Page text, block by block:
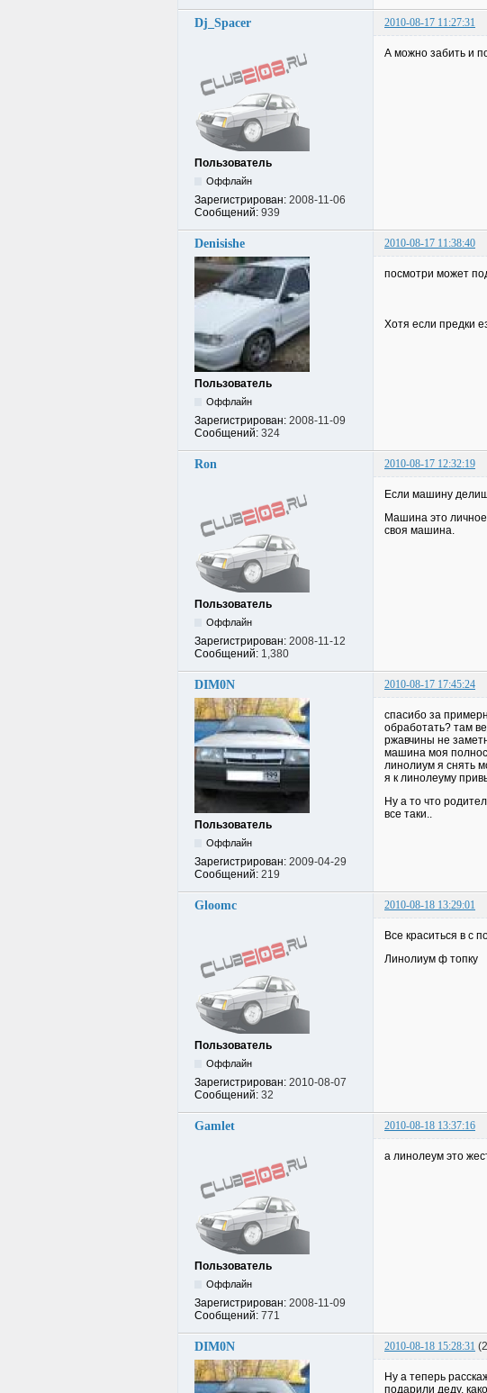
Dj_Spacer 2010-08-17 11:27:31
Пользователь
Оффлайн
Зарегистрирован: 2008-11-06
Сообщений: 939
А можно забить и
Denisishe 2010-08-17 11:38:40
Пользователь
Оффлайн
Зарегистрирован: 2008-11-09
Сообщений: 324
посмотри может
Хотя если предки
Ron 2010-08-17 12:32:19
Пользователь
Оффлайн
Зарегистрирован: 2008-11-12
Сообщений: 1,380
Если машину
Машина это
своя машина.
DIM0N 2010-08-17 17:45:24
Пользователь
Оффлайн
Зарегистрирован: 2009-04-29
Сообщений: 219
спасибо за
обработать? там
ржавчины не
машина моя
линолиум я снять
я к линолеуму
Ну а то что
все таки..
Gloomc 2010-08-18 13:29:01
Пользователь
Оффлайн
Зарегистрирован: 2010-08-07
Сообщений: 32
Все краситься в с
Линолиум ф топку
Gamlet 2010-08-18 13:37:16
Пользователь
Оффлайн
Зарегистрирован: 2008-11-09
Сообщений: 771
а линолеум это
DIM0N 2010-08-18 15:28:31
Ну а теперь
подарили деду,